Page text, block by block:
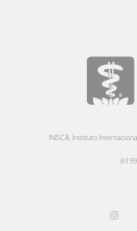
INISCA, Instituto